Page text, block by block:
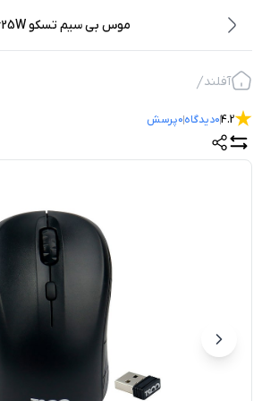
موس بی سیم تسکو TM 625W
آفلند
4.2
0دیدگاه0پرسش